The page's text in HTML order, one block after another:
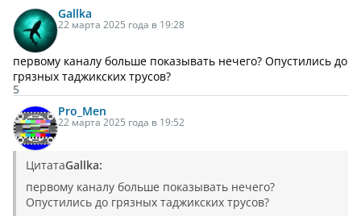
Gallka
22 марта 2025 года в 19:28
первому каналу больше показывать нечего? Опустились до
грязных таджикских трусов?
5
Pro_Men
22 марта 2025 года в 19:52
ЦитатаGallka:
первому каналу больше показывать нечего?
Опустились до грязных таджикских трусов?